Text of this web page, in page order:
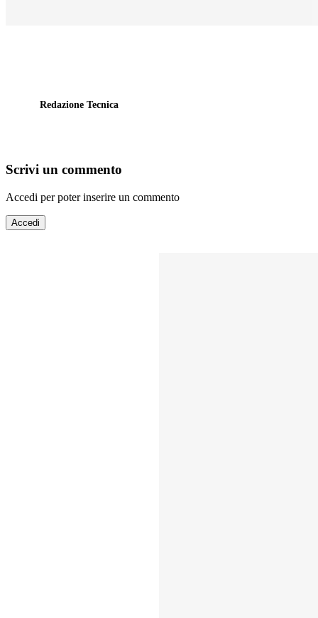
Redazione Tecnica
Scrivi un commento
Accedi per poter inserire un commento
Accedi